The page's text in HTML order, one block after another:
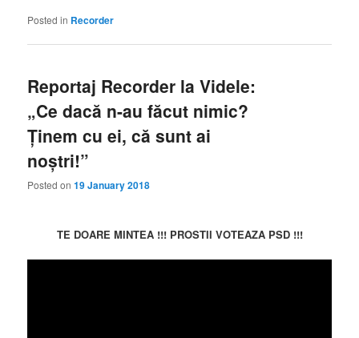
Posted in Recorder
Reportaj Recorder la Videle:
„Ce dacă n-au făcut nimic?
Ținem cu ei, că sunt ai
noștri!”
Posted on19 January 2018
TE DOARE MINTEA !!! PROSTII VOTEAZA PSD !!!